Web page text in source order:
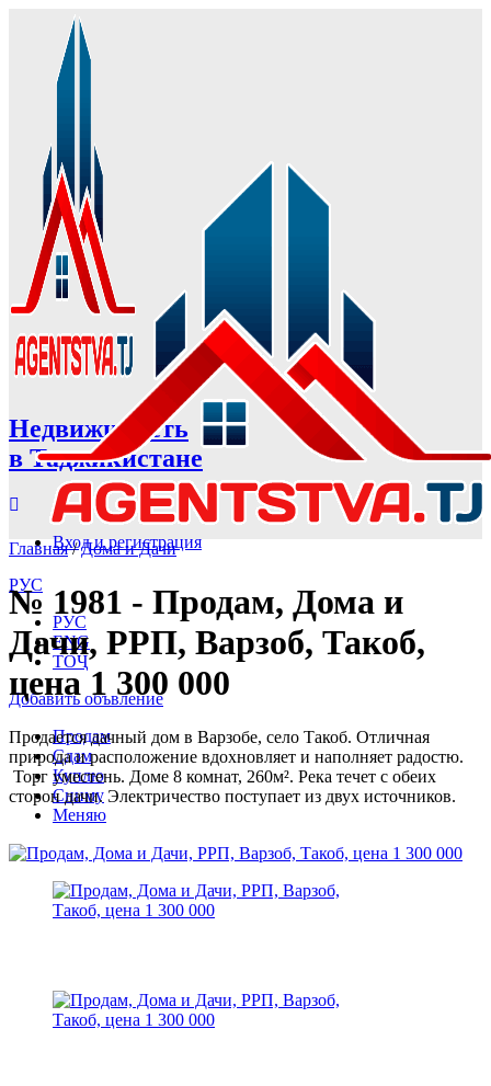
Недвижимость
в Таджикистане
Вход и регистрация
РУС
РУС
ENG
ТОҶ
Добавить объвление
Продам
Сдам
Куплю
Сниму
Меняю
Главная/Дома и Дачи
№ 1981 - Продам, Дома и
Дачи, РРП, Варзоб, Такоб,
цена 1 300 000
Продается дачный дом в Варзобе, село Такоб. Отличная
природа и расположение вдохновляет и наполняет радостю.
Торг уместень. Доме 8 комнат, 260м². Река течет с обеих
сторон дачи. Электричество поступает из двух источников.